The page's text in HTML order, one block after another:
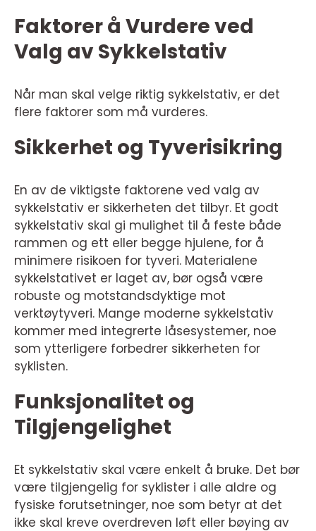
Faktorer å Vurdere ved
Valg av Sykkelstativ
Når man skal velge riktig sykkelstativ, er det
flere faktorer som må vurderes.
Sikkerhet og Tyverisikring
En av de viktigste faktorene ved valg av
sykkelstativ er sikkerheten det tilbyr. Et godt
sykkelstativ skal gi mulighet til å feste både
rammen og ett eller begge hjulene, for å
minimere risikoen for tyveri. Materialene
sykkelstativet er laget av, bør også være
robuste og motstandsdyktige mot
verktøytyveri. Mange moderne sykkelstativ
kommer med integrerte låsesystemer, noe
som ytterligere forbedrer sikkerheten for
syklisten.
Funksjonalitet og
Tilgjengelighet
Et sykkelstativ skal være enkelt å bruke. Det bør
være tilgjengelig for syklister i alle aldre og
fysiske forutsetninger, noe som betyr at det
ikke skal kreve overdreven løft eller bøying av